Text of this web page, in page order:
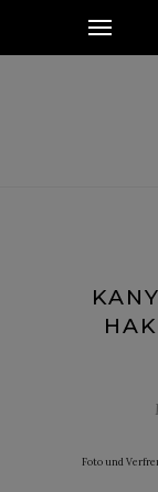
Foto und